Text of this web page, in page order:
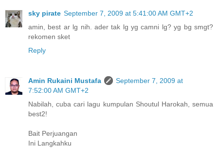
sky pirate September 7, 2009 at 5:41:00 AM GMT+2
amin, best ar lg nih. ader tak lg yg camni lg? yg bg smgt?
rekomen sket
Reply
Amin Rukaini Mustafa
September 7, 2009 at
7:52:00 AM GMT+2
Nabilah, cuba cari lagu kumpulan Shoutul Harokah, semua
best2!
Bait Perjuangan
Ini Langkahku